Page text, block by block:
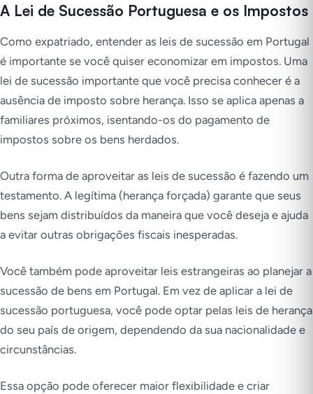
A Lei de Sucessão Portuguesa e os Impostos
Como expatriado, entender as leis de sucessão em Portugal
é importante se você quiser economizar em impostos. Uma
lei de sucessão importante que você precisa conhecer é a
ausência de imposto sobre herança. Isso se aplica apenas a
familiares próximos, isentando-os do pagamento de
impostos sobre os bens herdados.
Outra forma de aproveitar as leis de sucessão é fazendo um
testamento. A legítima (herança forçada) garante que seus
bens sejam distribuídos da maneira que você deseja e ajuda
a evitar outras obrigações fiscais inesperadas.
Você também pode aproveitar leis estrangeiras ao planejar a
sucessão de bens em Portugal. Em vez de aplicar a lei de
sucessão portuguesa, você pode optar pelas leis de herança
do seu país de origem, dependendo da sua nacionalidade e
circunstâncias.
Essa opção pode oferecer maior flexibilidade e criar